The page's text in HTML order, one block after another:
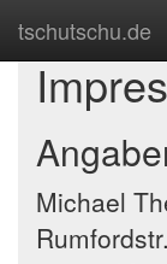
tschutschu.de
Michael